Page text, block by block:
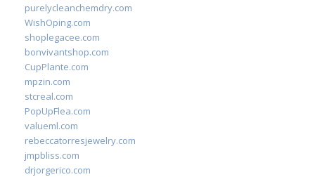
purelycleanchemdry.com
WishOping.com
shoplegacee.com
bonvivantshop.com
CupPlante.com
mpzin.com
stcreal.com
PopUpFlea.com
valueml.com
rebeccatorresjewelry.com
jmpbliss.com
drjorgerico.com